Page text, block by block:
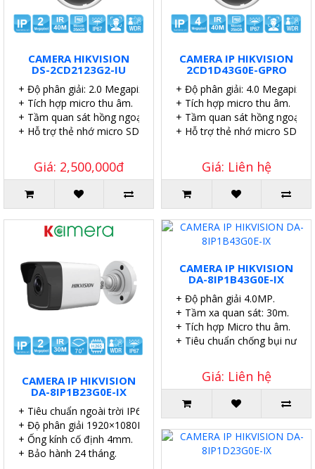
CAMERA HIKVISION
DS-2CD2123G2-IU
+ Độ phân giải: 2.0 Megapixel.
+ Tích hợp micro thu âm.
+ Tầm quan sát hồng ngoại: 40 mét.
+ Hỗ trợ thẻ nhớ micro SD 256GB.
Giá: 2,500,000đ
CAMERA IP HIKVISION
2CD1D43G0E-GPRO
+ Độ phân giải: 4.0 Megapixel.
+ Tích hợp micro thu âm.
+ Tầm quan sát hồng ngoại:
+ Hỗ trợ thẻ nhớ micro SD
Giá: Liên hệ
CAMERA IP HIKVISION
DA-8IP1B23G0E-IX
+ Tiêu chuẩn ngoài trời IP67.
+ Độ phân giải 1920×1080P.
+ Ống kính cố định 4mm.
+ Bảo hành 24 tháng.
CAMERA IP HIKVISION
DA-8IP1B43G0E-IX
+ Độ phân giải 4.0MP.
+ Tầm xa quan sát: 30m.
+ Tích hợp Micro thu âm.
+ Tiêu chuẩn chống bụi nước
Giá: Liên hệ